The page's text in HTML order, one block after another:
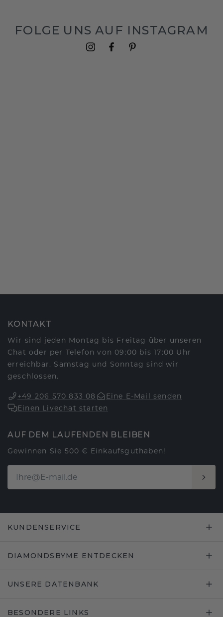
FOLGE UNS AUF INSTAGRAM
KONTAKT
Wir sind jeden Montag bis Freitag über unseren
Chat oder per Telefon von 09:00 bis 17:00 Uhr
erreichbar. Samstag und Sonntag sind wir
geschlossen.
+49 206 570 833 08
Eine E-Mail senden
Einen Livechat starten
AUF DEM LAUFENDEN BLEIBEN
Gewinnen Sie 500 € Einkaufsguthaben!
KUNDENSERVICE
DIAMONDSBYME ENTDECKEN
UNSERE DATENBANK
BESONDERE LINKS